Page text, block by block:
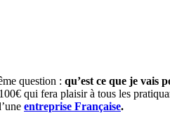
question : qu’est ce que je vais
qui fera plaisir à tous les
entreprise Française.